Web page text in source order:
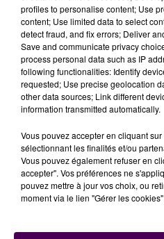
l’urgence des dessins qui
un recueil. Recueil imprimé
l’usine de Bessé-sur-Braye.
au plus vite cet ouvrage
dimanche, au château de
profiles to personalise content; Use
content; Use limited data to select
detect fraud, and fix errors; Deliver
Save and communicate privacy
process personal data such as IP
following functionalities: Identify
requested; Use precise geolocation
other data sources; Link different
information transmitted automatically.
Vous pouvez accepter en cliquant
sélectionnant les finalités et/ou
Vous pouvez également refuser en
accepter". Vos préférences ne
pouvez mettre à jour vos choix, ou
moment via le lien "Gérer les